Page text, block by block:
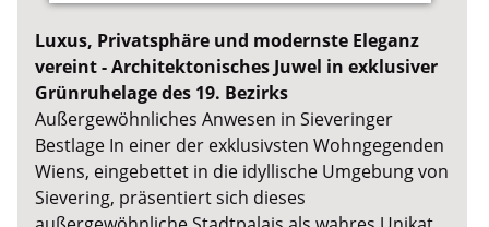
Luxus, Privatsphäre und modernste Eleganz
vereint - Architektonisches Juwel in exklusiver
Grünruhelage des 19. Bezirks
Außergewöhnliches Anwesen in Sieveringer
Bestlage In einer der exklusivsten Wohngegenden
Wiens, eingebettet in die idyllische Umgebung von
Sievering, präsentiert sich dieses